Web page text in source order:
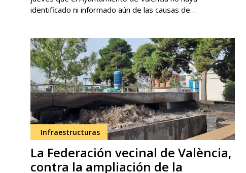
identificado ni informado aún de las causas de…
Infraestructuras
La Federación vecinal de València,
contra la ampliación de la